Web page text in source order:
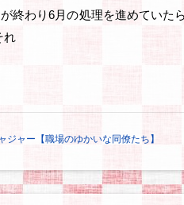
終わり6月の処理を進めていた
れ
ジャー【職場のゆかいな同僚たち】